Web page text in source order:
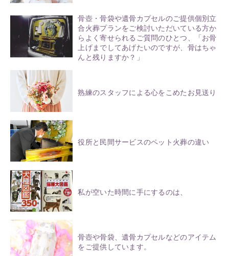
骨壺・骨袋や遺骨カプセルのご提供個別立
合火葬プランをご検討いただいている方か
らよく寄せられるご質問のひとつ、「お骨
上げまでしてあげたいのですが、骨はちゃ
んと残りますか？」
熟練のスタッフによる心をこめたお見送り
役所と民間サービスのペット火葬の違い
私が空いた時間に手にするのは、
骨壺や骨袋、遺骨カプセルなどのアイテム
をご提供しています。